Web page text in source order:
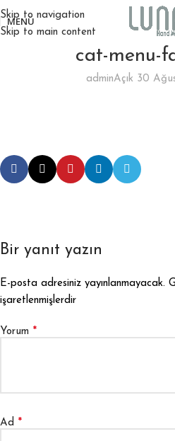
Skip to navigation
Skip to main content
MENÜ
cat-menu-
adminAçık 30
Bir yanıt yazın
E-posta adresiniz yayınlanmayacak.
işaretlenmişlerdir
Yorum *
Ad *